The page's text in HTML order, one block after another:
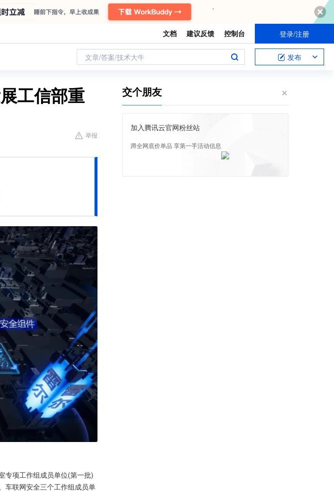
文档 建议反馈 控制台 登录/注册
文章/答案/技术大牛 发布
工信部重
举报
专项工作组成员单位(第一批)
车联网安全三个工作组成员单
交个朋友
加入腾讯云官网粉丝站
蹲全网底价单品 享第一手活动信息